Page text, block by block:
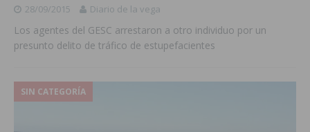
28/09/2015 Diario de la vega
Los agentes del GESC arrestaron a otro individuo por un
presunto delito de tráfico de estupefacientes
SIN CATEGORÍA